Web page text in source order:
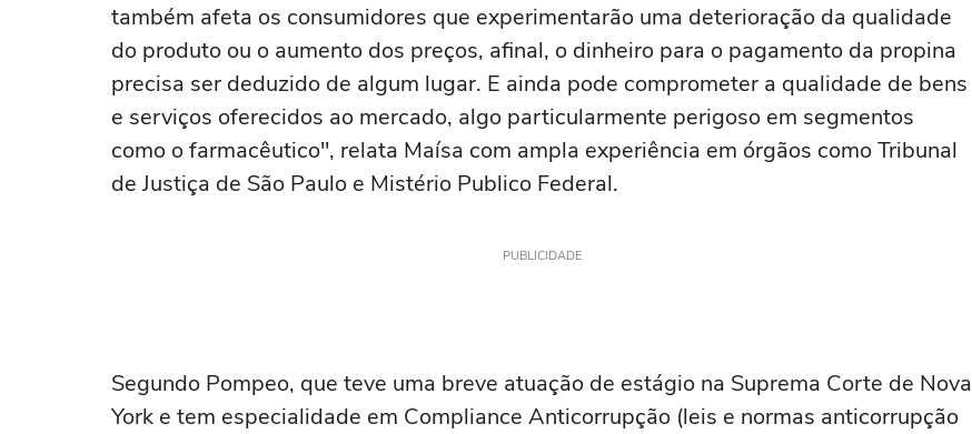
também afeta os consumidores que experimentarão uma deterioração da qualidade
do produto ou o aumento dos preços, afinal, o dinheiro para o pagamento da propina
precisa ser deduzido de algum lugar. E ainda pode comprometer a qualidade de bens
e serviços oferecidos ao mercado, algo particularmente perigoso em segmentos
como o farmacêutico", relata Maísa com ampla experiência em órgãos como Tribunal
de Justiça de São Paulo e Mistério Publico Federal.
PUBLICIDADE
Segundo Pompeo, que teve uma breve atuação de estágio na Suprema Corte de Nova
York e tem especialidade em Compliance Anticorrupção (leis e normas anticorrupção